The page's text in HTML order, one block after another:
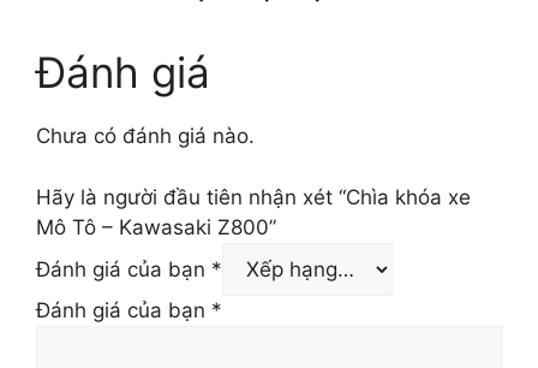
Đánh giá
Chưa có đánh giá nào.
Hãy là người đầu tiên nhận xét “Chìa khóa xe
Mô Tô – Kawasaki Z800”
Đánh giá của bạn *
Đánh giá của bạn *